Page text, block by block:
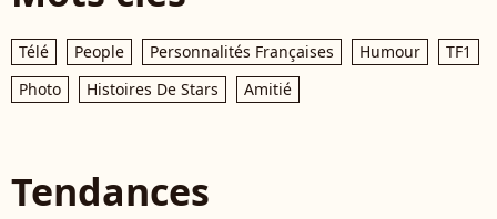
Télé People Personnalités Françaises Humour
TF1
Photo
Histoires De Stars Amitié
Tendances